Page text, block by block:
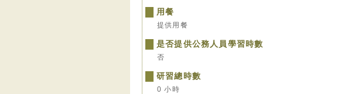
用餐
提供用餐
是否提供公務人員學習時數
否
研習總時數
0 小時